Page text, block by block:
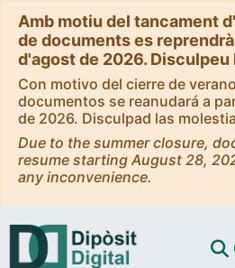
Amb motiu del tancament
de documents es
d'agost de 2026.
Con motivo del cierre de
documentos se reanudará a
de 2026. Disculpad las
Due to the summer closure,
resume starting August 28,
any inconvenience.